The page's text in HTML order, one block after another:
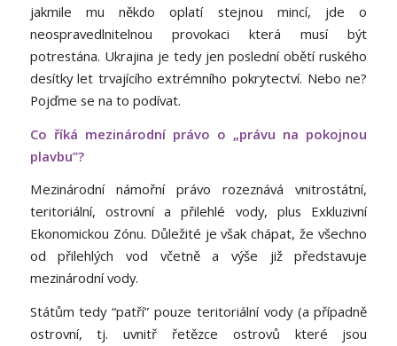
jakmile mu někdo oplatí stejnou mincí, jde o
neospravedlnitelnou provokaci která musí být
potrestána. Ukrajina je tedy jen poslední obětí ruského
desítky let trvajícího extrémního pokrytectví. Nebo ne?
Pojďme se na to podívat.
Co říká mezinárodní právo o „právu na pokojnou
plavbu”?
Mezinárodní námořní právo rozeznává vnitrostátní,
teritoriální, ostrovní a přilehlé vody, plus Exkluzivní
Ekonomickou Zónu. Důležité je však chápat, že všechno
od přilehlých vod včetně a výše již představuje
mezinárodní vody.
Státům tedy “patří” pouze teritoriální vody (a případně
ostrovní, tj. uvnitř řetězce ostrovů které jsou